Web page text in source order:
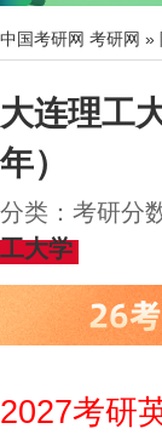
中国考研网 考研网 »
大连理工
年）
分类：考研分
工大学
2027考研